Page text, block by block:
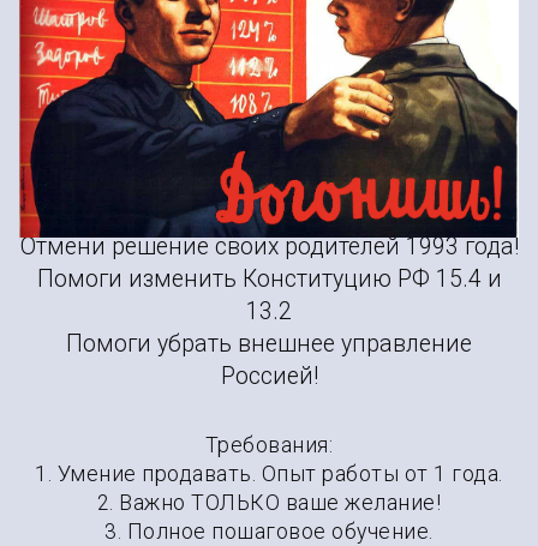
Вакансия менеджера по
продажам в Калининграде
02
Отмени решение своих родителей 1993 года!
Помоги изменить Конституцию РФ 15.4 и
13.2
Помоги убрать внешнее управление
Россией!
Требования:
1. Умение продавать. Опыт работы от 1 года.
2. Важно ТОЛЬКО ваше желание!
3. Полное пошаговое обучение.